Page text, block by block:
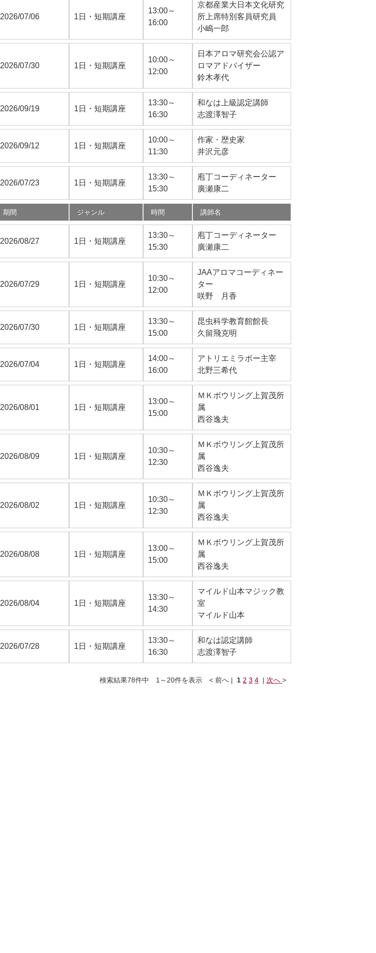
2026/07/06 1日・短期講座
13:00～
16:00
京都産業大日本文化研究
所上席特別客員研究員
小嶋一郎
2026/07/30 1日・短期講座
10:00～
12:00
日本アロマ研究会公認ア
ロマアドバイザー
鈴木孝代
2026/09/19 1日・短期講座
13:30～
16:30
和なは上級認定講師
志渡澤智子
2026/09/12 1日・短期講座
10:00～
11:30
作家・歴史家
井沢元彦
2026/07/23 1日・短期講座
13:30～
15:30
庖丁コーディネーター
廣瀬康二
期間 ジャンル 時間 講師名
2026/08/27 1日・短期講座
13:30～
15:30
庖丁コーディネーター
廣瀬康二
2026/07/29 1日・短期講座
10:30～
12:00
JAAアロマコーディネー
ター
咲野 月香
2026/07/30 1日・短期講座
13:30～
15:00
昆虫科学教育館館長
久留飛克明
2026/07/04 1日・短期講座
14:00～
16:00
アトリエミラボー主宰
北野三希代
2026/08/01 1日・短期講座
13:00～
15:00
ＭＫボウリング上賀茂所
属
西谷逸夫
2026/08/09 1日・短期講座
10:30～
12:30
ＭＫボウリング上賀茂所
属
西谷逸夫
2026/08/02 1日・短期講座
10:30～
12:30
ＭＫボウリング上賀茂所
属
西谷逸夫
2026/08/08 1日・短期講座
13:00～
15:00
ＭＫボウリング上賀茂所
属
西谷逸夫
2026/08/04 1日・短期講座
13:30～
14:30
マイルド山本マジック教
室
マイルド山本
2026/07/28 1日・短期講座
13:30～
16:30
和なは認定講師
志渡澤智子
検索結果78件中 1～20件を表示 < 前へ | 1 2 3 4 | 次へ >